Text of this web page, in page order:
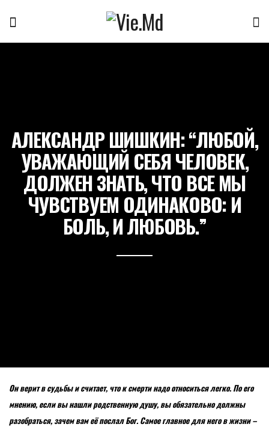
АЛЕКСАНДР ШИШКИН: “ЛЮБОЙ,
УВАЖАЮЩИЙ СЕБЯ ЧЕЛОВЕК,
ДОЛЖЕН ЗНАТЬ, ЧТО ВСЕ МЫ
ЧУВСТВУЕМ ОДИНАКОВО: И
БОЛЬ, И ЛЮБОВЬ.”
Он верит в судьбы и считает, что к смерти надо относиться легко. По его
мнению, если вы нашли родственную душу, вы обязательно должны
разобраться, зачем вам её послал Бог. Самое главное для него в жизни –